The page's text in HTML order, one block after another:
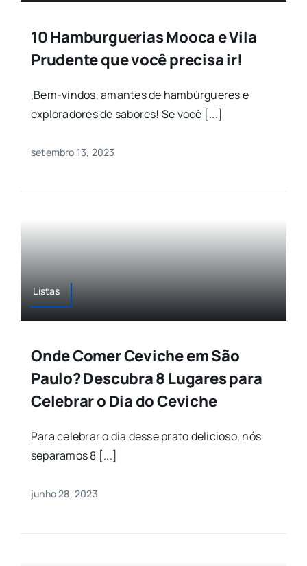
10 Hamburguerias Mooca e Vila
Prudente que você precisa ir!
,Bem-vindos, amantes de hambúrgueres e
exploradores de sabores! Se você [...]
setembro 13, 2023
Listas
Onde Comer Ceviche em São
Paulo? Descubra 8 Lugares para
Celebrar o Dia do Ceviche
Para celebrar o dia desse prato delicioso, nós
separamos 8 [...]
junho 28, 2023